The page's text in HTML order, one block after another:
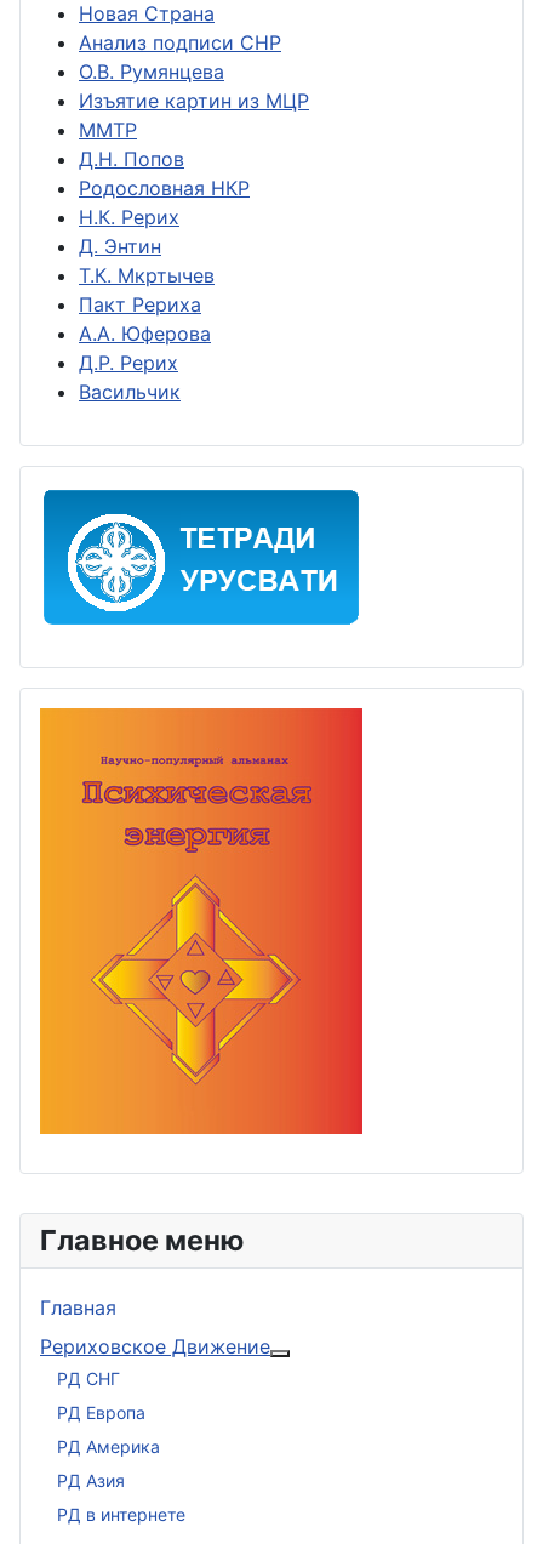
Главное меню
Главная
Рериховское Движение
РД СНГ
РД Европа
РД Америка
РД Азия
РД в интернете
Новая Страна
Анализ подписи СНР
О.В. Румянцева
Изъятие картин из МЦР
ММТР
Д.Н. Попов
Родословная НКР
Н.К. Рерих
Д. Энтин
Т.К. Мкртычев
Пакт Рериха
А.А. Юферова
Д.Р. Рерих
Васильчик